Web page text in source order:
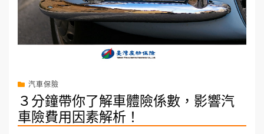
汽車保險
３分鐘帶你了解車體險係數，影響汽
車險費用因素解析！